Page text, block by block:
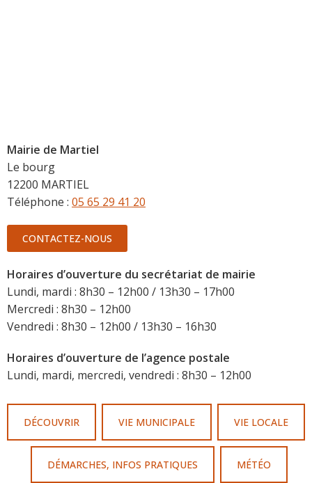
Mairie de Martiel
Le bourg
12200 MARTIEL
Téléphone : 05 65 29 41 20
CONTACTEZ-NOUS
Horaires d’ouverture du secrétariat de mairie
Lundi, mardi : 8h30 – 12h00 / 13h30 – 17h00
Mercredi : 8h30 – 12h00
Vendredi : 8h30 – 12h00 / 13h30 – 16h30
Horaires d’ouverture de l’agence postale
Lundi, mardi, mercredi, vendredi : 8h30 – 12h00
DÉCOUVRIR VIE MUNICIPALE VIE LOCALE
DÉMARCHES, INFOS PRATIQUES MÉTÉO